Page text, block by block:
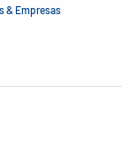
& Empresas